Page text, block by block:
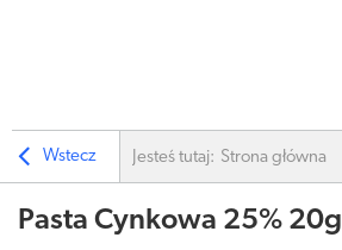
Wstecz Jesteś tutaj: Strona główna
Pasta Cynkowa 25% 20g